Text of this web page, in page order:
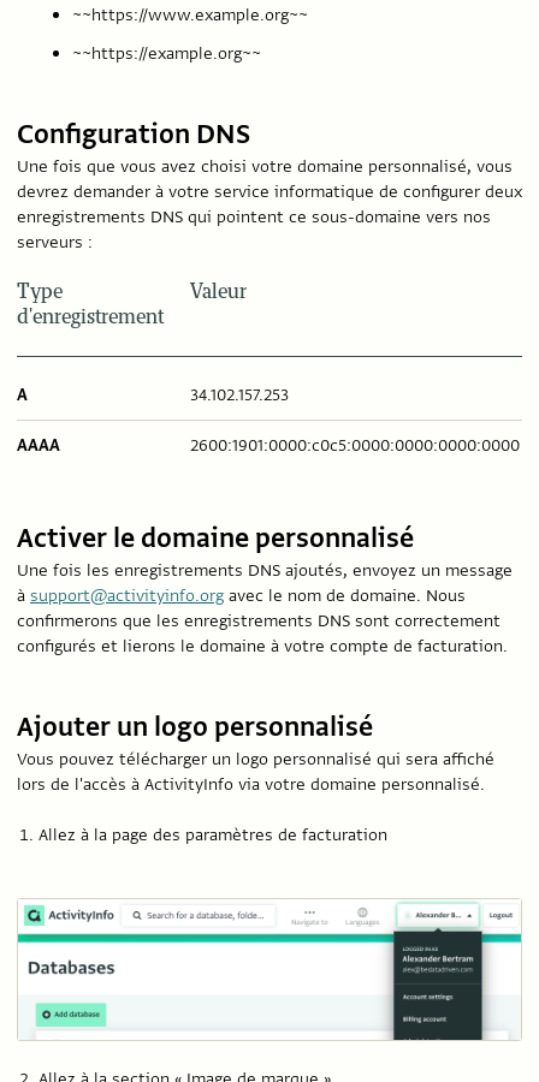
~~https://www.example.org~~
~~https://example.org~~
Configuration DNS
Une fois que vous avez choisi votre domaine personnalisé, vous
devrez demander à votre service informatique de configurer deux
enregistrements DNS qui pointent ce sous-domaine vers nos
serveurs :
Type
d'enregistrement
Valeur
A 34.102.157.253
AAAA 2600:1901:0000:c0c5:0000:0000:0000:0000
Activer le domaine personnalisé
Une fois les enregistrements DNS ajoutés, envoyez un message
à support@activityinfo.orgavec le nom de domaine. Nous
confirmerons que les enregistrements DNS sont correctement
configurés et lierons le domaine à votre compte de facturation.
Ajouter un logo personnalisé
Vous pouvez télécharger un logo personnalisé qui sera affiché
lors de l'accès à ActivityInfo via votre domaine personnalisé.
Allez à la page des paramètres de facturation